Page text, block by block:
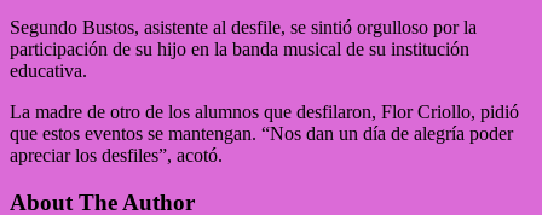
Segundo Bustos, asistente al desfile, se sintió orgulloso por la
participación de su hijo en la banda musical de su institución
educativa.
La madre de otro de los alumnos que desfilaron, Flor Criollo, pidió
que estos eventos se mantengan. “Nos dan un día de alegría poder
apreciar los desfiles”, acotó.
About The Author